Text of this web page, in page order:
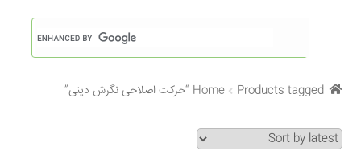
Checkout
My account
Search Results
Home Products tagged “حرکت اصلاحی نگرش دینی”